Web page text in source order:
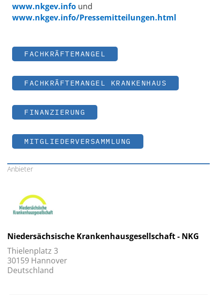
www.nkgev.info und
www.nkgev.info/Pressemitteilungen.html
FACHKRÄFTEMANGEL
FACHKRÄFTEMANGEL KRANKENHAUS
FINANZIERUNG
MITGLIEDERVERSAMMLUNG
Anbieter
Niedersächsische Krankenhausgesellschaft - NKG
Thielenplatz 3
30159 Hannover
Deutschland